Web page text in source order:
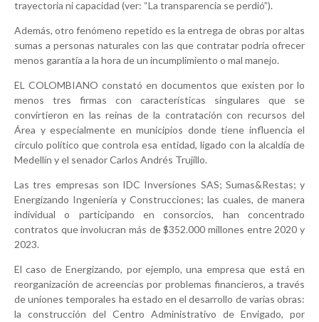
trayectoria ni capacidad (ver: “La transparencia se perdió”).
Además, otro fenómeno repetido es la entrega de obras por altas
sumas a personas naturales con las que contratar podría ofrecer
menos garantía a la hora de un incumplimiento o mal manejo.
EL COLOMBIANO constató en documentos que existen por lo
menos tres firmas con características singulares que se
convirtieron en las reinas de la contratación con recursos del
Área y especialmente en municipios donde tiene influencia el
círculo político que controla esa entidad, ligado con la alcaldía de
Medellín y el senador Carlos Andrés Trujillo.
Las tres empresas son IDC Inversiones SAS; Sumas&Restas; y
Energizando Ingeniería y Construcciones; las cuales, de manera
individual o participando en consorcios, han concentrado
contratos que involucran más de $352.000 millones entre 2020 y
2023.
El caso de Energizando, por ejemplo, una empresa que está en
reorganización de acreencias por problemas financieros, a través
de uniones temporales ha estado en el desarrollo de varias obras:
la construcción del Centro Administrativo de Envigado, por